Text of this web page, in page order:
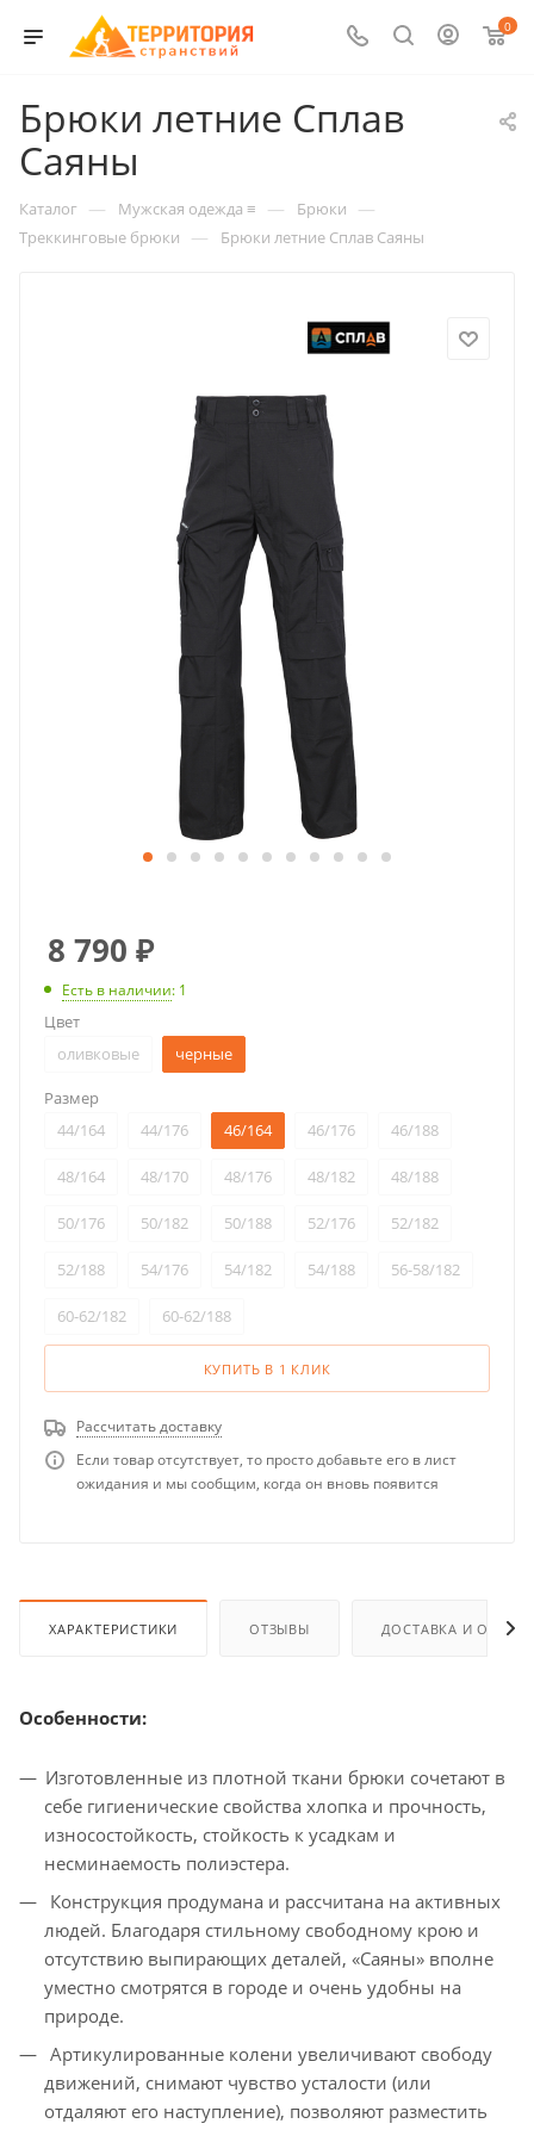
0
Брюки летние Сплав
Саяны
Каталог — Мужская одежда ≡ — Брюки —
Треккинговые брюки — Брюки летние Сплав Саяны
8 790 ₽
Есть в наличии: 1
Цвет
оливковые
черные
Размер
44/164
44/176 46/164 46/176 46/188
48/164 48/170 48/176 48/182 48/188
50/176 50/182 50/188 52/176 52/182
52/188 54/176 54/182 54/188 56-58/182
60-62/182 60-62/188
КУПИТЬ В 1 КЛИК
Рассчитать доставку
Если товар отсутствует, то просто добавьте его в лист
ожидания и мы сообщим, когда он вновь появится
ХАРАКТЕРИСТИКИ ОТЗЫВЫ ДОСТАВКА И
Особенности:
Изготовленные из плотной ткани брюки сочетают в
себе гигиенические свойства хлопка и прочность,
износостойкость, стойкость к усадкам и
несминаемость полиэстера.
Конструкция продумана и рассчитана на активных
людей. Благодаря стильному свободному крою и
отсутствию выпирающих деталей, «Саяны» вполне
уместно смотрятся в городе и очень удобны на
природе.
Артикулированные колени увеличивают свободу
движений, снимают чувство усталости (или
отдаляют его наступление), позволяют разместить